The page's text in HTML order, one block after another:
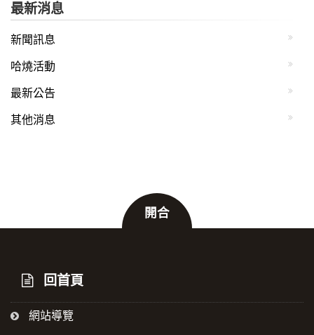
最新消息
新聞訊息
哈燒活動
最新公告
其他消息
開合
回首頁
網站導覽